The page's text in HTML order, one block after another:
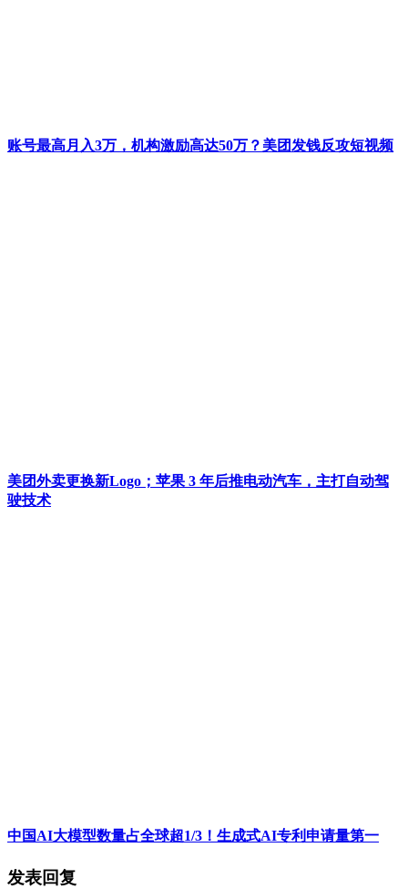
账号最高月入3万，机构激励高达50万？美团发钱反攻短视频
美团外卖更换新Logo；苹果 3 年后推电动汽车，主打自动驾
驶技术
中国AI大模型数量占全球超1/3！生成式AI专利申请量第一
发表回复